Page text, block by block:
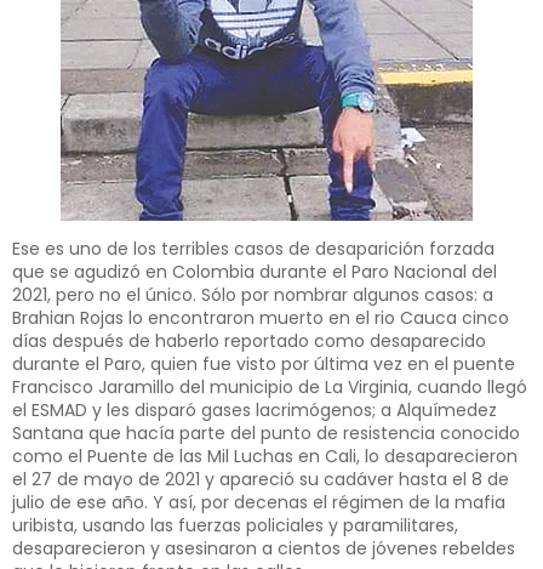
Ese es uno de los terribles casos de desaparición forzada
que se agudizó en Colombia durante el Paro Nacional del
2021, pero no el único. Sólo por nombrar algunos casos: a
Brahian Rojas lo encontraron muerto en el rio Cauca cinco
días después de haberlo reportado como desaparecido
durante el Paro, quien fue visto por última vez en el puente
Francisco Jaramillo del municipio de La Virginia, cuando llegó
el ESMAD y les disparó gases lacrimógenos; a Alquímedez
Santana que hacía parte del punto de resistencia conocido
como el Puente de las Mil Luchas en Cali, lo desaparecieron
el 27 de mayo de 2021 y apareció su cadáver hasta el 8 de
julio de ese año. Y así, por decenas el régimen de la mafia
uribista, usando las fuerzas policiales y paramilitares,
desaparecieron y asesinaron a cientos de jóvenes rebeldes